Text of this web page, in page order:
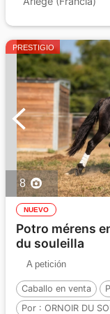
PRESTIGIO
8
NUEVO
Potro mérens
du souleilla
A petición
Caballo en venta
Por : ORNOIR DU